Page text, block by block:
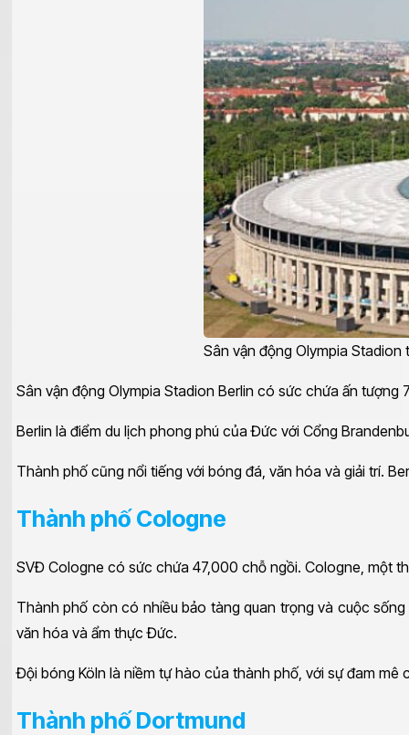
Sân vận động Olympia Stadion
Sân vận động Olympia Stadion Berlin có sức chứa ấn
Berlin là điểm du lịch phong phú của Đức với Cổng
Thành phố cũng nổi tiếng với bóng đá, văn hóa và giải trí.
Thành phố Cologne
SVĐ Cologne có sức chứa 47,000 chỗ ngồi. Cologne, một
Thành phố còn có nhiều bảo tàng quan trọng và cuộc
văn hóa và ẩm thực Đức.
Đội bóng Köln là niềm tự hào của thành phố, với sự đam
Thành phố Dortmund